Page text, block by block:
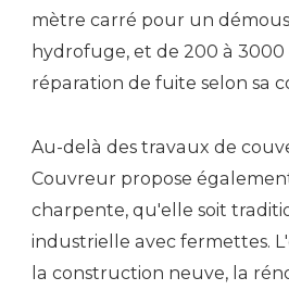
mètre carré pour un
hydrofuge, et de 200 à
réparation de fuite selon sa
Au-delà des travaux de
Couvreur propose
charpente, qu'elle soit
industrielle avec fermettes.
la construction neuve, la